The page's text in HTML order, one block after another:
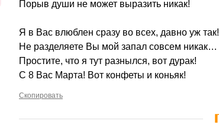
Порыв души не может выразить никак!
Я в Вас влюблен сразу во всех, давно уж так!
Не разделяете Вы мой запал совсем никак…
Простите, что я тут разнылся, вот дурак!
С 8 Вас Марта! Вот конфеты и коньяк!
Скопировать